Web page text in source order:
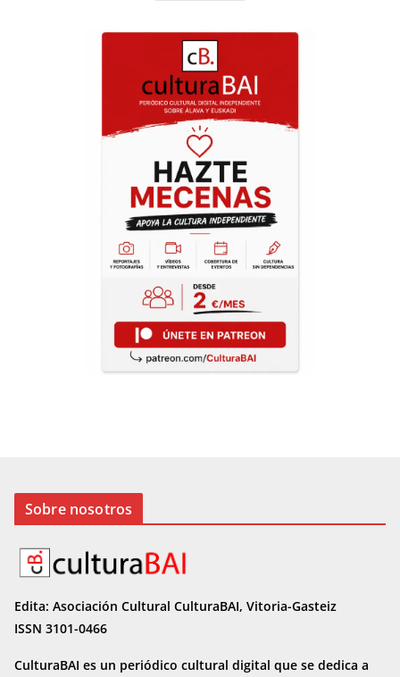
Sobre nosotros
Edita: Asociación Cultural CulturaBAI, Vitoria-Gasteiz
ISSN 3101-0466
CulturaBAI es un periódico cultural digital que se dedica a